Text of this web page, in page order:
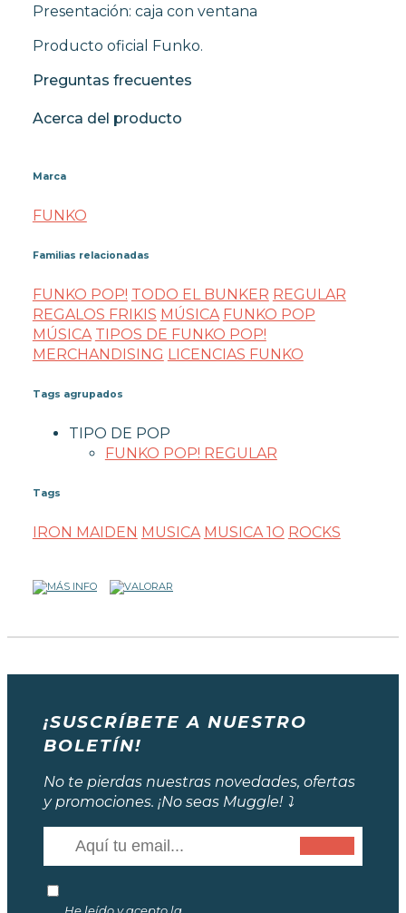
Presentación: caja con ventana
Producto oficial Funko.
Preguntas frecuentes
Acerca del producto
Marca
FUNKO
Familias relacionadas
FUNKO POP! TODO EL BUNKER REGULAR
REGALOS FRIKIS MÚSICA FUNKO POP
MÚSICA TIPOS DE FUNKO POP!
MERCHANDISING LICENCIAS FUNKO
Tags agrupados
TIPO DE POP
FUNKO POP! REGULAR
Tags
IRON MAIDEN MUSICA MUSICA 1O ROCKS
¡SUSCRÍBETE A NUESTRO
BOLETÍN!
No te pierdas nuestras novedades, ofertas
y promociones. ¡No seas Muggle! ⤵️
He leído y acepto la